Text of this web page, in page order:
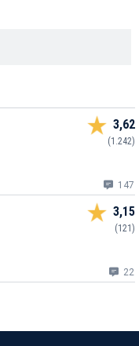
3,62
(1.242)
147
3,15
(121)
22